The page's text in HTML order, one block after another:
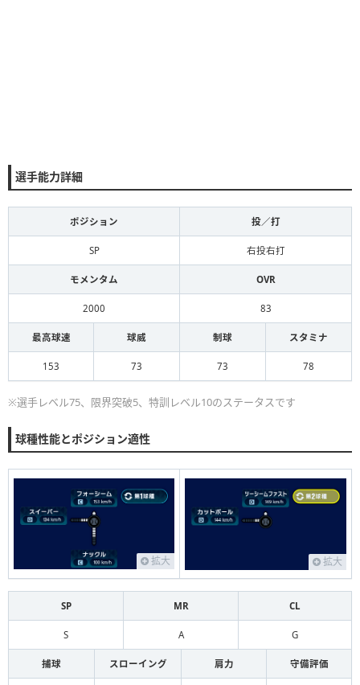
選手能力詳細
ポジション 投／打
SP 右投右打
モメンタム OVR
2000 83
最高球速 球威 制球 スタミナ
153 73 73 78
※選手レベル75、限界突破5、特訓レベル10のステータスです
球種性能とポジション適性
拡大 拡大
SP MR CL
S A G
捕球 スローイング 肩力 守備評価